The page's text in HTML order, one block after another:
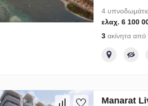
4
ελαχ. 6 100
3ακίνητα από
Manarat